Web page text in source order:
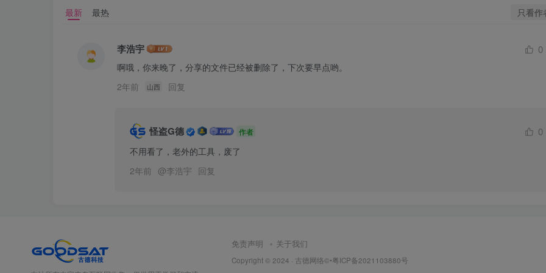
最新 最热 只看作
李浩宇 0
啊哦，你来晚了，分享的文件已经被删除了，下次要早点哟。
2年前
山西 回复
怪盗G德 作者 0
不用看了，老外的工具，废了
2年前 @李浩宇 回复
免责声明 关于我们
Copyright © 2024 · 古德网络©•粤ICP备2021103880号